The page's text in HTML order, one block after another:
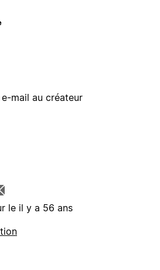
mail au créateur
le il y a 56 ans